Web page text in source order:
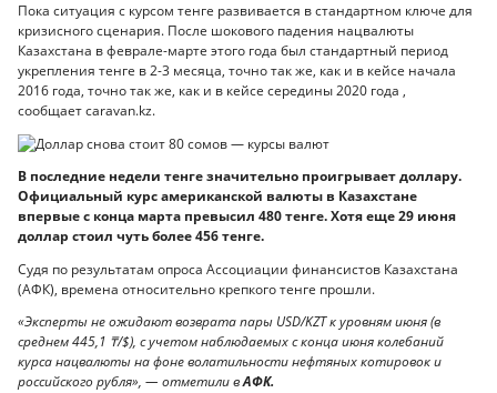
Пока ситуация с курсом тенге развивается в стандартном ключе для
кризисного сценария. После шокового падения нацвалюты
Казахстана в феврале-марте этого года был стандартный период
укрепления тенге в 2-3 месяца, точно так же, как и в кейсе начала
2016 года, точно так же, как и в кейсе середины 2020 года ,
сообщает caravan.kz.
В последние недели тенге значительно проигрывает доллару.
Официальный курс американской валюты в Казахстане
впервые с конца марта превысил 480 тенге. Хотя еще 29 июня
доллар стоил чуть более 456 тенге.
Cудя по результатам опроса Ассоциации финансистов Казахстана
(АФК), времена относительно крепкого тенге прошли.
«Эксперты не ожидают возврата пары USD/KZT к уровням июня (в
среднем 445,1 ₸/$), с учетом наблюдаемых с конца июня колебаний
курса нацвалюты на фоне волатильности нефтяных котировок и
российского рубля», — отметили вАФК.